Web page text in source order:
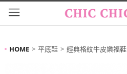
HOME 平底鞋 經典格紋牛皮樂福鞋